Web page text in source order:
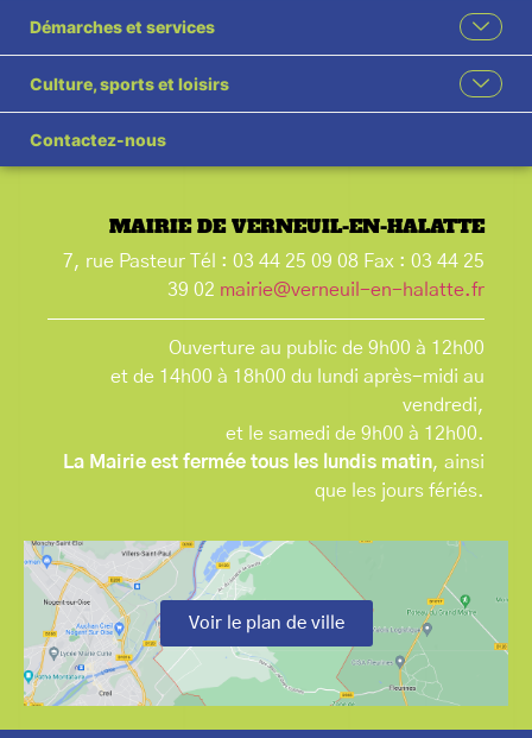
Démarches et services
Culture, sports et loisirs
Contactez-nous
MAIRIE DE VERNEUIL-EN-HALATTE
7, rue Pasteur Tél : 03 44 25 09 08 Fax : 03 44 25
39 02 mairie@verneuil-en-halatte.fr
Ouverture au public de 9h00 à 12h00
et de 14h00 à 18h00 du lundi après-midi au
vendredi,
et le samedi de 9h00 à 12h00.
La Mairie est fermée tous les lundis matin, ainsi
que les jours fériés.
Voir le plan de ville